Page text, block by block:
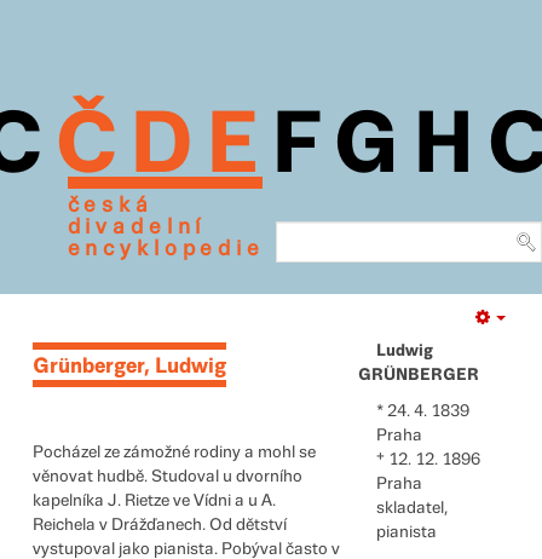
Č D E FG H
česká
divadelní
encyklopedie
Grünberger, Ludwig
Ludwig
GRÜNBERGER
24. 4. 1839
Praha
12. 12. 1896
Praha
skladatel,
pianista
Pocházel ze zámožné rodiny a mohl se
věnovat hudbě. Studoval u dvorního
kapelníka J. Rietze ve Vídni a u A.
Reichela v Drážďanech. Od dět­ství
vystupoval jako pianista. Pobýval často v